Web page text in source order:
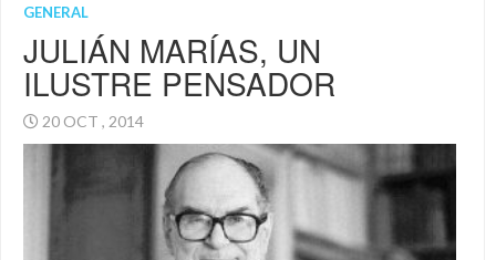
GENERAL
JULIÁN MARÍAS, UN
ILUSTRE PENSADOR
20 OCT , 2014